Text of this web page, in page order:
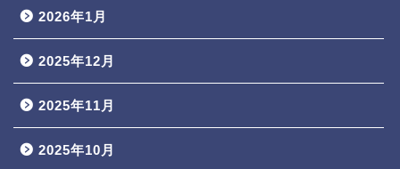
2026年1月
2025年12月
2025年11月
2025年10月